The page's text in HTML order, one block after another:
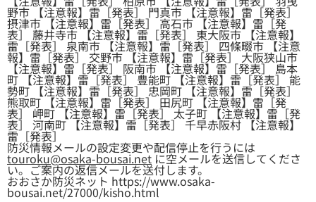
野市 【注意報】雷［発表］ 門真市 【注意報】雷［発表］
摂津市 【注意報】雷［発表］ 高石市 【注意報】雷［発
表］ 藤井寺市 【注意報】雷［発表］ 東大阪市 【注意報】
雷［発表］ 泉南市 【注意報】雷［発表］ 四條畷市 【注意
報】雷［発表］ 交野市 【注意報】雷［発表］ 大阪狭山市
【注意報】雷［発表］ 阪南市 【注意報】雷［発表］ 島本
町 【注意報】雷［発表］ 豊能町 【注意報】雷［発表］ 能
勢町 【注意報】雷［発表］ 忠岡町 【注意報】雷［発表］
熊取町 【注意報】雷［発表］ 田尻町 【注意報】雷［発
表］ 岬町 【注意報】雷［発表］ 太子町 【注意報】雷［発
表］ 河南町 【注意報】雷［発表］ 千早赤阪村 【注意報】
雷［発表］
防災情報メールの設定変更や配信停止を行うには
touroku@osaka-bousai.netに空メールを送信してくださ
い。ご案内の返信メールを送付します。
おおさか防災ネット https://www.osaka-
bousai.net/27000/kisho.html